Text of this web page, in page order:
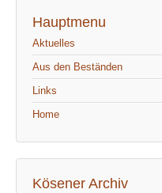
Hauptmenu
Aktuelles
Aus den Beständen
Links
Home
Kösener Archiv